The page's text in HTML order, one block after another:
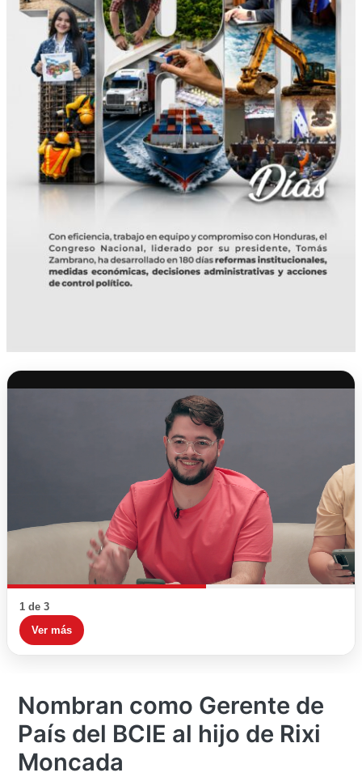
1 de 3
Ver más
Nombran como Gerente de
País del BCIE al hijo de Rixi
Moncada